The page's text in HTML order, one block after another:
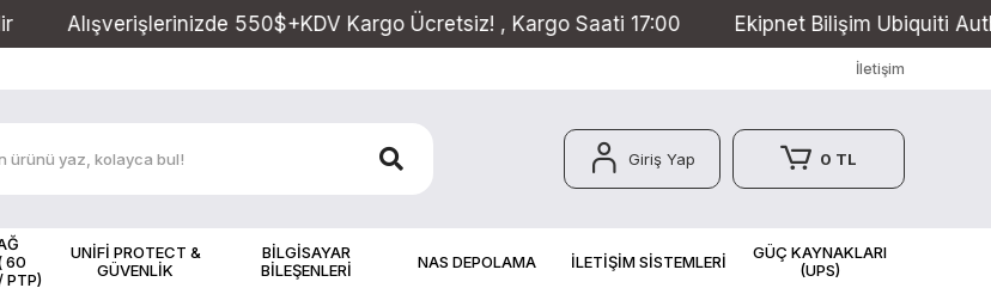
550$+KDV Kargo Ücretsiz! , Kargo Saati 17:00 Ekipnet Bilişim Ubiquiti Authorized
İletişim
Giriş Yap 0 TL
60
PTP)
UNİFİ PROTECT &
GÜVENLİK
BİLGİSAYAR
BİLEŞENLERİ
NAS DEPOLAMA İLETİŞİM SİSTEMLERİ
GÜÇ KAYNAKLARI
(UPS)